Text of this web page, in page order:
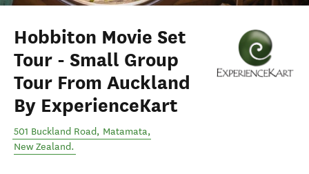
Hobbiton Movie Set
Tour - Small Group
Tour From Auckland
By ExperienceKart
501 Buckland Road, Matamata,
New Zealand.